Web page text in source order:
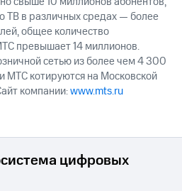
ТВ в различных средах — более
общее количество
превышает 14 миллионов.
сетью из более чем 4 300
МТС котируются на Московской
компании:www.mts.ru
цифровых